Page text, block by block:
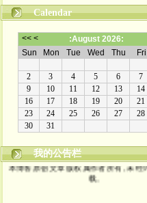
Calendar
我的公告栏
本博客原创文章版权属作者所有, 未经
载。